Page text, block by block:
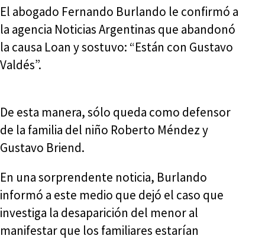
El abogado Fernando Burlando le confirmó a
la agencia Noticias Argentinas que abandonó
la causa Loan y sostuvo: “Están con Gustavo
Valdés”.
De esta manera, sólo queda como defensor
de la familia del niño Roberto Méndez y
Gustavo Briend.
En una sorprendente noticia, Burlando
informó a este medio que dejó el caso que
investiga la desaparición del menor al
manifestar que los familiares estarían